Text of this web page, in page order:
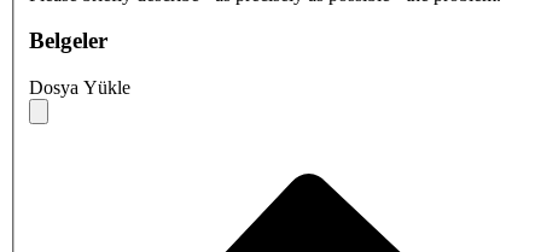
Belgeler
Dosya Yükle